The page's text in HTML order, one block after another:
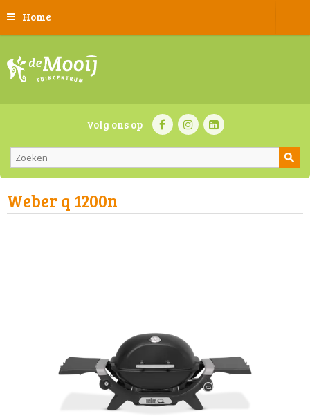
Home
Volg ons op
Weber q 1200n